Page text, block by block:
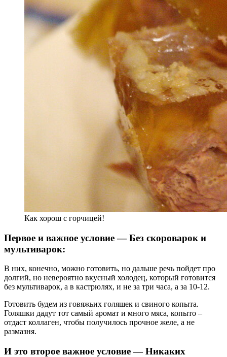
Как хорош с горчицей!
Первое и важное условие — Без скороварок и
мультиварок:
В них, конечно, можно готовить, но дальше речь пойдет про
долгий, но невероятно вкусный холодец, который готовится
без мультиварок, а в кастрюлях, и не за три часа, а за 10-12.
Готовить будем из говяжьих голяшек и свиного копыта.
Голяшки дадут тот самый аромат и много мяса, копыто –
отдаст коллаген, чтобы получилось прочное желе, а не
размазня.
И это второе важное условие — Никаких